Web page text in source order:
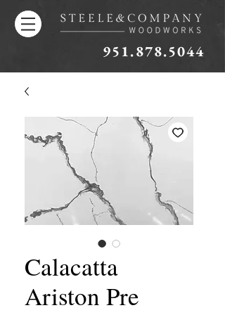
951.878.5044
Calacatta
Ariston Pre